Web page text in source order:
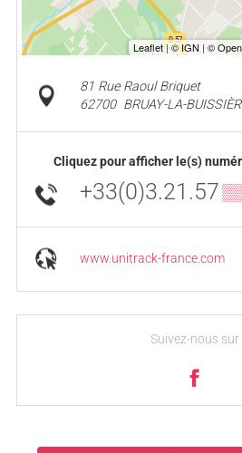
81 Rue Raoul Briquet
62700 BRUAY-LA-
Cliquez pour afficher le(s)
+33(0)3.21.57
www.unitrack-france.com
Suivez-nous sur